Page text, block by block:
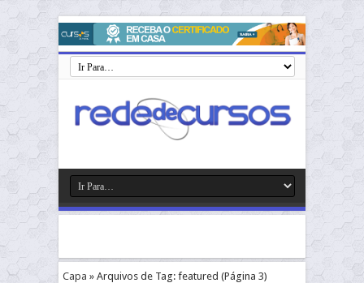
Capa » Arquivos de Tag: featured (Página 3)